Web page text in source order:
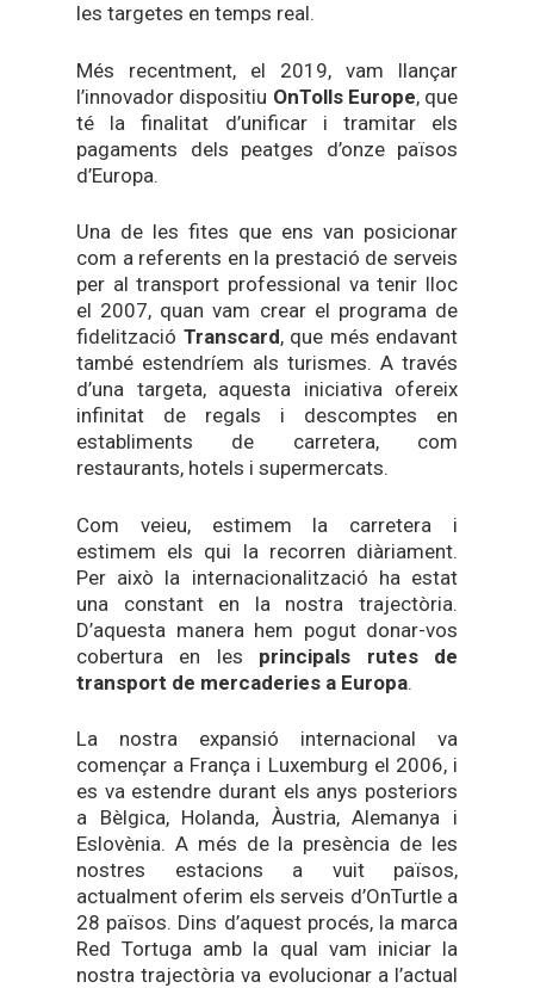
les targetes en temps real.
Més recentment, el 2019, vam llançar
l’innovador dispositiu OnTolls Europe, que
té la finalitat d’unificar i tramitar els
pagaments dels peatges d’onze països
d’Europa.
Una de les fites que ens van posicionar
com a referents en la prestació de serveis
per al transport professional va tenir lloc
el 2007, quan vam crear el programa de
fidelització Transcard, que més endavant
també estendríem als turismes. A través
d’una targeta, aquesta iniciativa ofereix
infinitat de regals i descomptes en
establiments de carretera, com
restaurants, hotels i supermercats.
Com veieu, estimem la carretera i
estimem els qui la recorren diàriament.
Per això la internacionalització ha estat
una constant en la nostra trajectòria.
D’aquesta manera hem pogut donar-vos
cobertura en les principals rutes de
transport de mercaderies a Europa.
La nostra expansió internacional va
començar a França i Luxemburg el 2006, i
es va estendre durant els anys posteriors
a Bèlgica, Holanda, Àustria, Alemanya i
Eslovènia. A més de la presència de les
nostres estacions a vuit països,
actualment oferim els serveis d’OnTurtle a
28 països. Dins d’aquest procés, la marca
Red Tortuga amb la qual vam iniciar la
nostra trajectòria va evolucionar a l’actual